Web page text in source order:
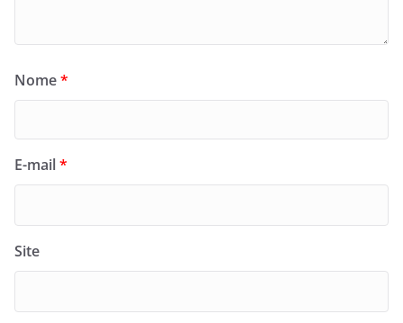
Nome*
E-mail*
Site